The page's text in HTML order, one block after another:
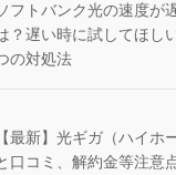
フトバンク光の速度が
？遅い時に試してほし
の対処法
【最新】光ギガ（ハイホ
口コミ、解約金等注意